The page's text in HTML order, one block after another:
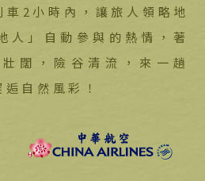
車2小時內，讓旅人領略地
人」自動參與的熱情，著
闊，險谷清流，來一趟
逅自然風彩！